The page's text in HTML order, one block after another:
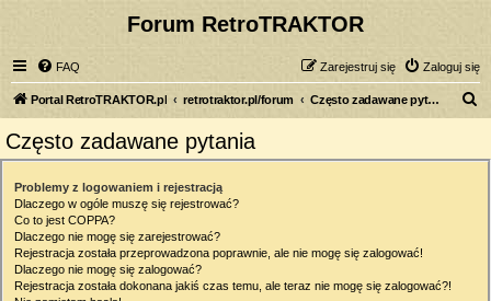
Forum RetroTRAKTOR
FAQ Zaloguj się
Zarejestruj się
Portal RetroTRAKTOR.pl retrotraktor.pl/forum Często zadawane pytania
Często zadawane pytania
Problemy z logowaniem i rejestracją
Dlaczego w ogóle muszę się rejestrować?
Co to jest COPPA?
Dlaczego nie mogę się zarejestrować?
Rejestracja została przeprowadzona poprawnie, ale nie mogę się zalogować!
Dlaczego nie mogę się zalogować?
Rejestracja została dokonana jakiś czas temu, ale teraz nie mogę się zalogować?!